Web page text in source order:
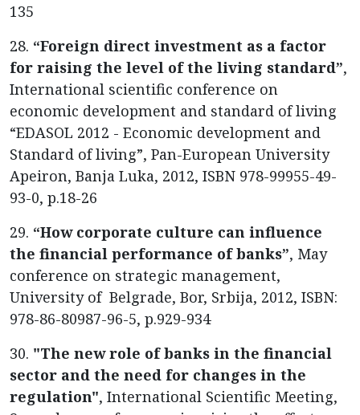
135
28. “Foreign direct investment as a factor
for raising the level of the living standard”,
International scientific conference on
economic development and standard of living
“EDASOL 2012 - Economic development and
Standard of living”, Pan-European University
Apeiron, Banja Luka, 2012, ISBN 978-99955-49-
93-0, p.18-26
29. “How corporate culture can influence
the financial performance of banks”, May
conference on strategic management,
University of Belgrade, Bor, Srbija, 2012, ISBN:
978-86-80987-96-5, p.929-934
30. "The new role of banks in the financial
sector and the need for changes in the
regulation", International Scientific Meeting,